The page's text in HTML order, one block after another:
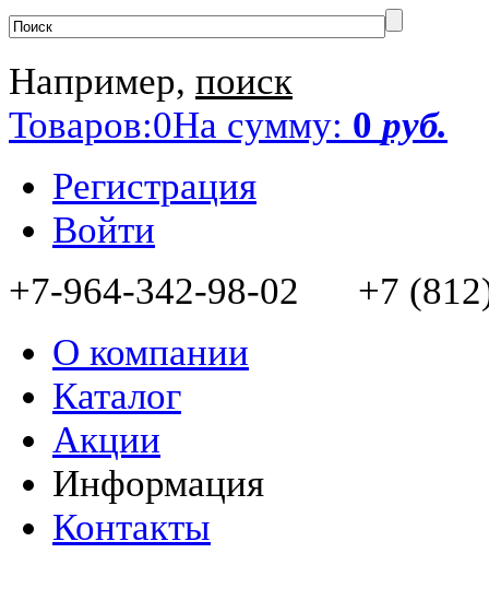
Например, поиск
Товаров:0На сумму: 0 руб.
Регистрация
Войти
+7-964-342-98-02 +7
О компании
Каталог
Акции
Информация
Контакты